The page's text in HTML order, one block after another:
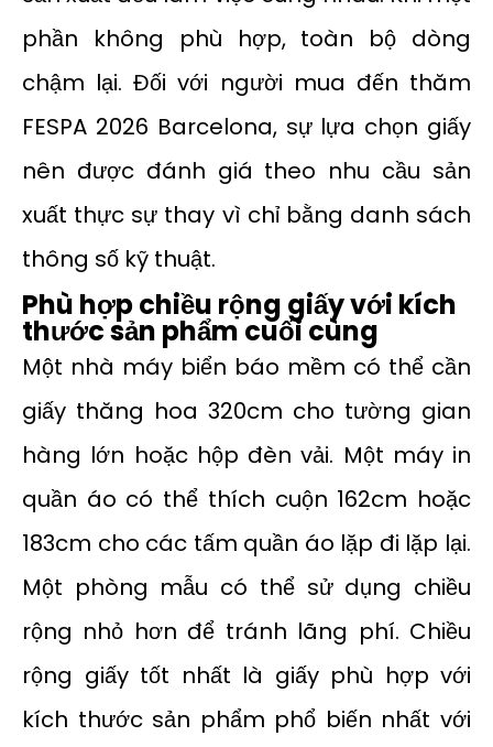
phần không phù hợp, toàn bộ dòng
chậm lại. Đối với người mua đến thăm
FESPA 2026 Barcelona, sự lựa chọn giấy
nên được đánh giá theo nhu cầu sản
xuất thực sự thay vì chỉ bằng danh sách
thông số kỹ thuật.
Phù hợp chiều rộng giấy với kích
thước sản phẩm cuối cùng
Một nhà máy biển báo mềm có thể cần
giấy thăng hoa 320cm cho tường gian
hàng lớn hoặc hộp đèn vải. Một máy in
quần áo có thể thích cuộn 162cm hoặc
183cm cho các tấm quần áo lặp đi lặp lại.
Một phòng mẫu có thể sử dụng chiều
rộng nhỏ hơn để tránh lãng phí. Chiều
rộng giấy tốt nhất là giấy phù hợp với
kích thước sản phẩm phổ biến nhất với